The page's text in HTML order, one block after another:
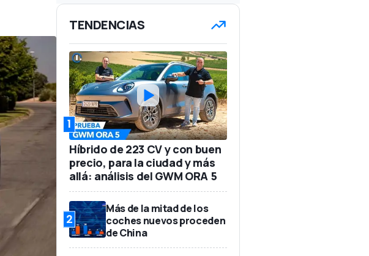
TENDENCIAS
1
Híbrido de 223 CV y con buen
precio, para la ciudad y más
allá: análisis del GWM ORA 5
2
Más de la mitad de los
coches nuevos proceden
de China